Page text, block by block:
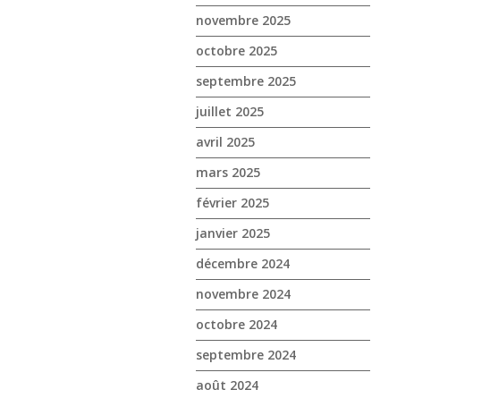
novembre 2025
octobre 2025
septembre 2025
juillet 2025
avril 2025
mars 2025
février 2025
janvier 2025
décembre 2024
novembre 2024
octobre 2024
septembre 2024
août 2024